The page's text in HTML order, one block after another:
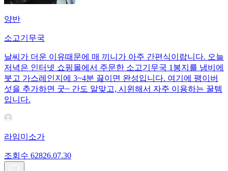
양반
소고기무국
날씨가 더운 이유때문에 매 끼니가 아주 간편식이랍니다. 오늘
저녁은 인터넷 쇼핑몰에서 주문한 소고기무국 1봉지를 냄비에
붓고 가스레인지에 3~4분 끓이면 완성입니다. 여기에 팽이버
섯을 추가하면 굿~ 간도 알맞고, 시윈해서 자주 이용하는 꿀템
입니다.
라임미소가
조회수 62826.07.30